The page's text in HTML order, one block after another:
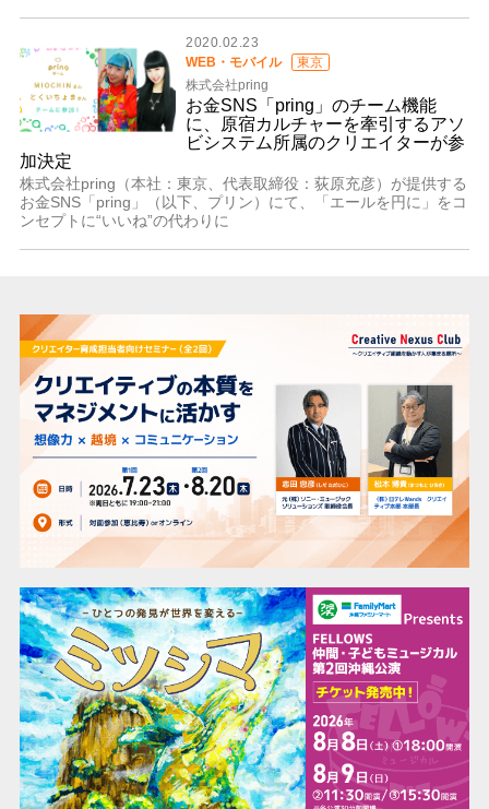
2020.02.23
WEB・モバイル
東京
株式会社pring
お金SNS「pring」のチーム機能
に、原宿カルチャーを牽引するアソ
ビシステム所属のクリエイターが参
加決定
株式会社pring（本社：東京、代表取締役：荻原充彦）が提供する
お金SNS「pring」（以下、プリン）にて、「エールを円に」をコ
ンセプトに“いいね”の代わりに